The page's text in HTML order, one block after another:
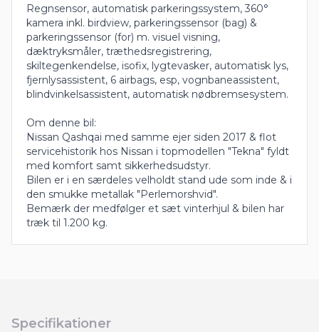
Regnsensor, automatisk parkeringssystem, 360°
kamera inkl. birdview, parkeringssensor (bag) &
parkeringssensor (for) m. visuel visning,
dæktryksmåler, træthedsregistrering,
skiltegenkendelse, isofix, lygtevasker, automatisk lys,
fjernlysassistent, 6 airbags, esp, vognbaneassistent,
blindvinkelsassistent, automatisk nødbremsesystem.
Om denne bil:
Nissan Qashqai med samme ejer siden 2017 & flot
servicehistorik hos Nissan i topmodellen "Tekna" fyldt
med komfort samt sikkerhedsudstyr.
Bilen er i en særdeles velholdt stand ude som inde & i
den smukke metallak "Perlemorshvid".
Bemærk der medfølger et sæt vinterhjul & bilen har
træk til 1.200 kg.
Specifikationer